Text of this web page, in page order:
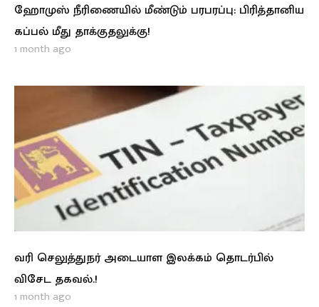
ஹோமுஸ் நீரிணையில் மீண்டும் பரபரப்பு: பிரித்தானிய
கப்பல் மீது தாக்குதலுக்கு!
1 month ago
வரி செலுத்துநர் அடையாள இலக்கம் தொடர்பில்
விசேட தகவல்.!
1 month ago